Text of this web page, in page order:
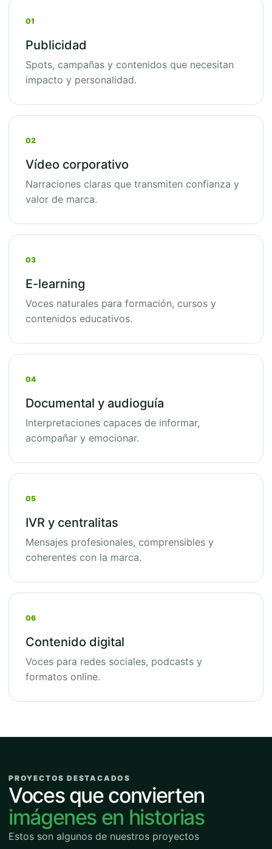
01
Publicidad
Spots, campañas y contenidos que necesitan
impacto y personalidad.
02
Vídeo corporativo
Narraciones claras que transmiten confianza y
valor de marca.
03
E-learning
Voces naturales para formación, cursos y
contenidos educativos.
04
Documental y audioguía
Interpretaciones capaces de informar,
acompañar y emocionar.
05
IVR y centralitas
Mensajes profesionales, comprensibles y
coherentes con la marca.
06
Contenido digital
Voces para redes sociales, podcasts y
formatos online.
PROYECTOS DESTACADOS
Voces que convierten
imágenes en historias
Estos son algunos de nuestros proyectos